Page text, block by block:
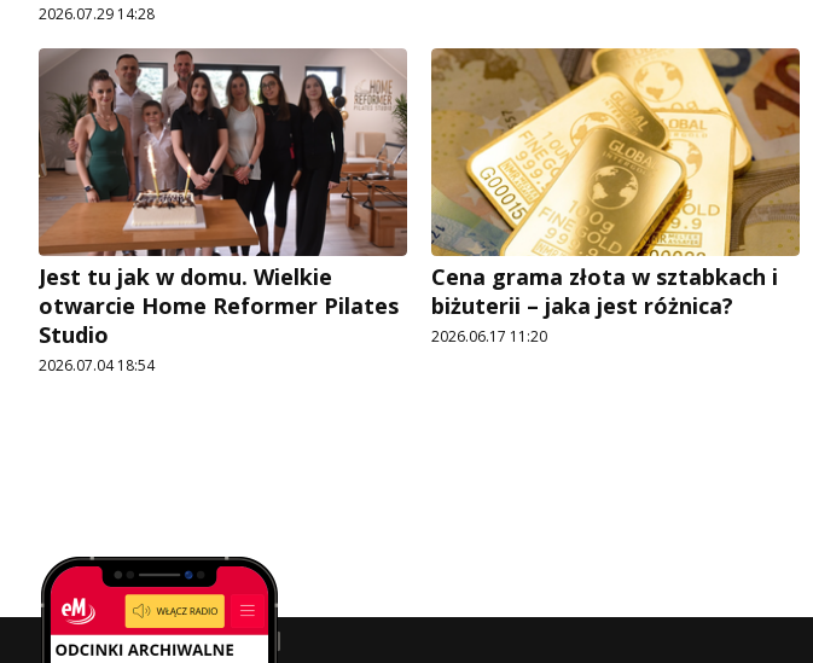
2026.07.29 14:28
Jest tu jak w domu. Wielkie
otwarcie Home Reformer Pilates
Studio
2026.07.04 18:54
Cena grama złota w sztabkach i
biżuterii – jaka jest różnica?
2026.06.17 11:20